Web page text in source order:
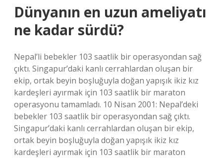
Dünyanın en uzun ameliyatı
ne kadar sürdü?
Nepal’li bebekler 103 saatlik bir operasyondan sağ
çıktı. Singapur’daki kanlı cerrahlardan oluşan bir
ekip, ortak beyin boşluğuyla doğan yapışık ikiz kız
kardeşleri ayırmak için 103 saatlik bir maraton
operasyonu tamamladı. 10 Nisan 2001: Nepal’deki
bebekler 103 saatlik bir operasyondan sağ çıktı.
Singapur’daki kanlı cerrahlardan oluşan bir ekip,
ortak beyin boşluğuyla doğan yapışık ikiz kız
kardeşleri ayırmak için 103 saatlik bir maraton